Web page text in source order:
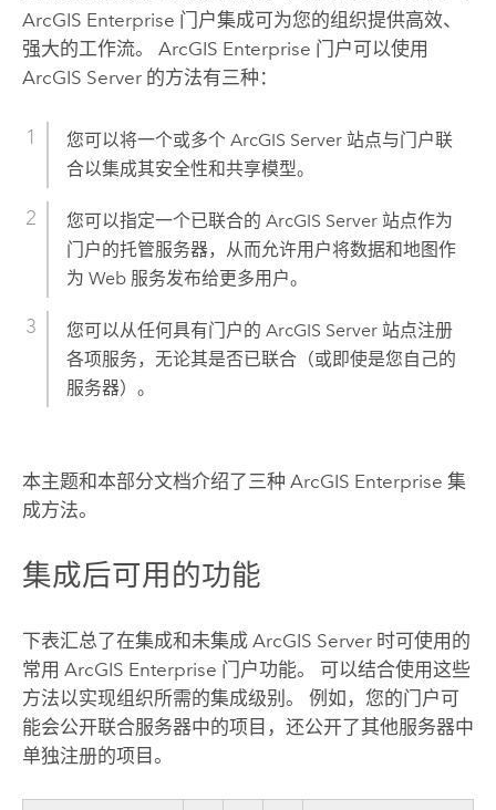
ArcGIS Enterprise 门户集成可为您的组织提供高效、
强大的工作流。 ArcGIS Enterprise 门户可以使用
ArcGIS Server的方法有三种：
您可以将一个或多个 ArcGIS Server站点与门户联
合以集成其安全性和共享模型。
您可以指定一个已联合的 ArcGIS Server站点作为
门户的托管服务器，从而允许用户将数据和地图作
为 Web 服务发布给更多用户。
您可以从任何具有门户的 ArcGIS Server站点注册
各项服务，无论其是否已联合（或即使是您自己的
服务器）。
本主题和本部分文档介绍了三种 ArcGIS Enterprise 集
成方法。
集成后可用的功能
下表汇总了在集成和未集成 ArcGIS Server时可使用的
常用 ArcGIS Enterprise 门户功能。 可以结合使用这些
方法以实现组织所需的集成级别。 例如，您的门户可
能会公开联合服务器中的项目，还公开了其他服务器中
单独注册的项目。